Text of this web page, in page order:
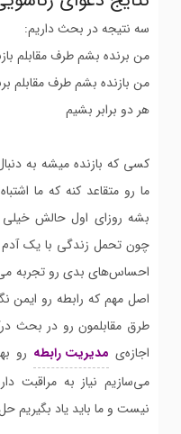
سه نتیجه در بحث داریم:
من برنده بشم طرف مقابلم
من بازنده بشم طرف مقابلم
هر دو برابر بشیم
کسی که بازنده میشه به
ما رو متقاعد کنه که ما
بشه روزای اول حالش
چون تحمل زندگی با یک
احساس‌های بدی رو تجربه
اصل مهم که رابطه رو ایمن
طرق مقابلمون رو در بحث
اجازه‌ی مدیریت رابطه رو
می‌سازیم نیاز به مراقبت
نیست و ما باید یاد بگیریم